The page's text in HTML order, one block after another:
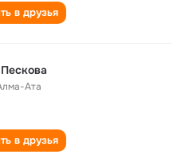
в друзья
Ата
в друзья